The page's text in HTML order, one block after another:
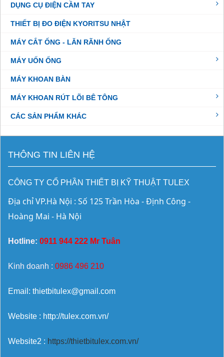
DỤNG CỤ ĐIỆN CẦM TAY
THIẾT BỊ ĐO ĐIỆN KYORITSU NHẬT
MÁY CẮT ỐNG - LĂN RÃNH ỐNG
MÁY UỐN ỐNG
MÁY KHOAN BÀN
MÁY KHOAN RÚT LÕI BÊ TÔNG
CÁC SẢN PHẨM KHÁC
THÔNG TIN LIÊN HỆ
CÔNG TY CỔ PHẦN THIẾT BỊ KỸ THUẬT TULEX
Địa chỉ VP.Hà Nội : Số 125 Trần Hòa - Định Công -
Hoàng Mai - Hà Nội
Hotline: 0911 944 222 Mr Tuân
Kinh doanh : 0986 496 210
Email: thietbitulex@gmail.com
Website : http://tulex.com.vn/
Website2 : https://thietbitulex.com.vn/